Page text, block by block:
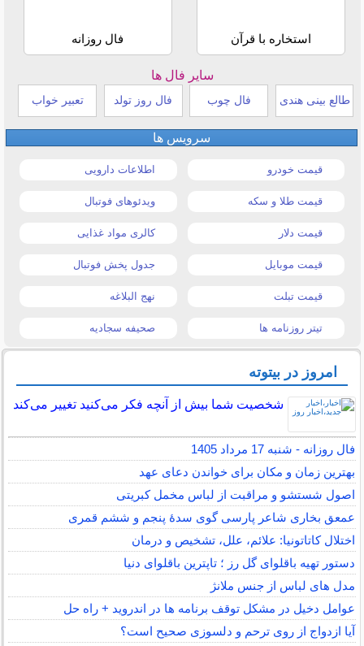
استخاره با قرآن فال روزانه
سایر فال ها
طالع بینی هندی فال چوب فال روز تولد تعبیر خواب
سرویس ها
قیمت خودرو اطلاعات دارویی
قیمت طلا و سکه ویدئوهای فوتبال
قیمت دلار کالری مواد غذایی
قیمت موبایل جدول پخش فوتبال
قیمت تبلت نهج البلاغه
تیتر روزنامه ها صحیفه سجادیه
امروز در بیتوته
شخصیت شما بیش از آنچه فکر می‌کنید تغییر می‌کند
فال روزانه - شنبه 17 مرداد 1405
بهترین زمان و مکان برای خواندن دعای عهد
اصول شستشو و مراقبت از لباس مخمل کبریتی
عمعق بخاری شاعر پارسی گوی سدهٔ پنجم و ششم قمری
اختلال کاتاتونیا: علائم، علل، تشخیص و درمان
دستور تهیه باقلوای گل رز ؛ تاپترین باقلوای دنیا
مدل های لباس از جنس ملانژ
عوامل دخیل در مشکل توقف برنامه ها در اندروید + راه حل
آیا ازدواج از روی ترحم و دلسوزی صحیح است؟